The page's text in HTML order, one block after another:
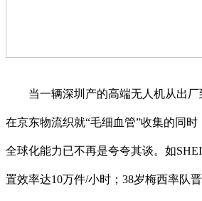
当一辆深圳产的高端无人机从出厂到
在京东物流织就“毛细血管”收集的同
全球化能力已不再是夸夸其谈。如
置效率达10万件/小时；38岁梅西率队